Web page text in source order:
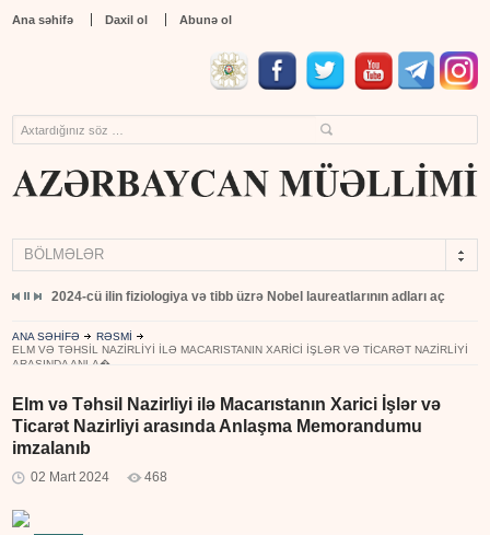
Ana səhifə Daxil ol Abunə ol
BÖLMƏLƏR
2024-cü ilin fiziologiya və tibb üzrə Nobel laureatlarının adları açıqlandı
ANA SƏHİFƏ
RƏSMİ
ELM VƏ TƏHSIL NAZIRLIYI ILƏ MACARISTANIN XARICI İŞLƏR VƏ TICARƏT NAZIRLIYI
ARASINDA ANLA�...
Elm və Təhsil Nazirliyi ilə Macarıstanın Xarici İşlər və
Ticarət Nazirliyi arasında Anlaşma Memorandumu
imzalanıb
02 Mart 2024 468